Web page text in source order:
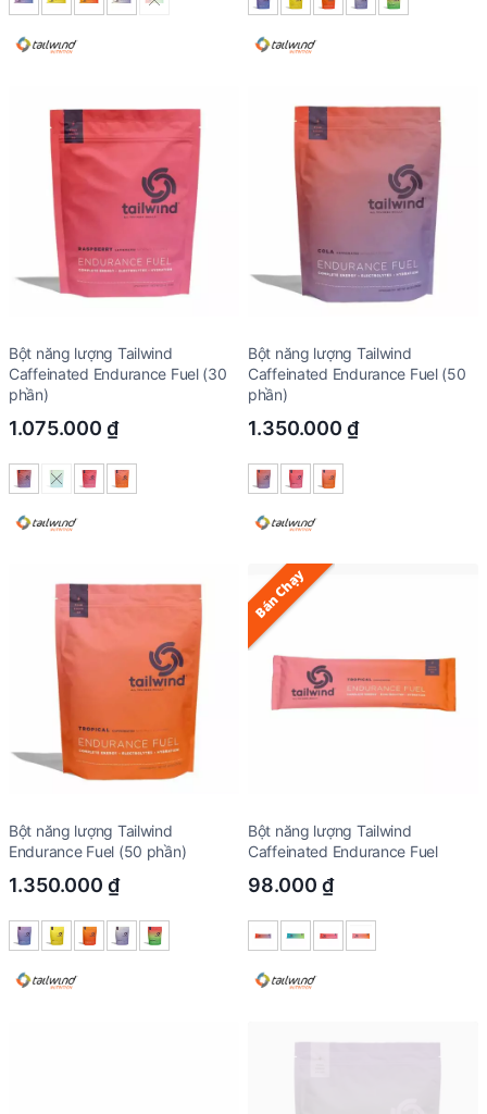
Bột năng lượng Tailwind
Caffeinated Endurance Fuel (30
phần)
1.075.000 ₫
Bột năng lượng Tailwind
Caffeinated Endurance Fuel (50
phần)
1.350.000 ₫
Bột năng lượng Tailwind
Endurance Fuel (50 phần)
1.350.000 ₫
Bán Chạy
Bột năng lượng Tailwind
Caffeinated Endurance Fuel
98.000 ₫